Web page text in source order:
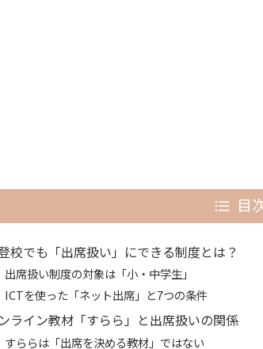
目
校でも「出席扱い」にできる制度とは？
出席扱い制度の対象は「小・中学生」
ICTを使った「ネット出席」と7つの条件
ライン教材「すらら」と出席扱いの関係
すららは「出席を決める教材」ではない